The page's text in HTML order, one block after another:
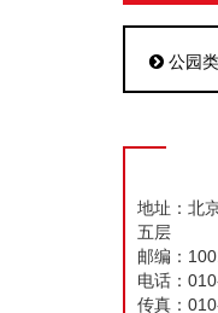
公园类
地址：北
五层
邮编：
电话：
传真：